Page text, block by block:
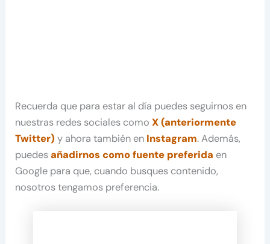
Recuerda que para estar al día puedes seguirnos en
nuestras redes sociales comoX (anteriormente
Twitter) y ahora también en Instagram. Además,
puedesañadirnos como fuente preferida en
Google para que, cuando busques contenido,
nosotros tengamos preferencia.